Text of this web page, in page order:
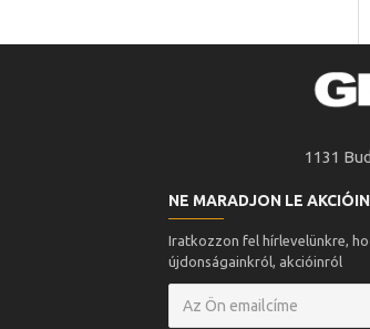
1131
NE MARADJON LE
Iratkozzon fel hírlevelünkre,
újdonságainkról, akcióinról